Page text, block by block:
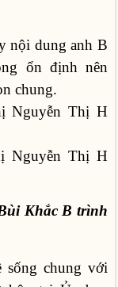
nội dung anh B
ổn định nên
chung.
Nguyễn Thị H
Nguyễn Thị H
Khắc B trình
chung với